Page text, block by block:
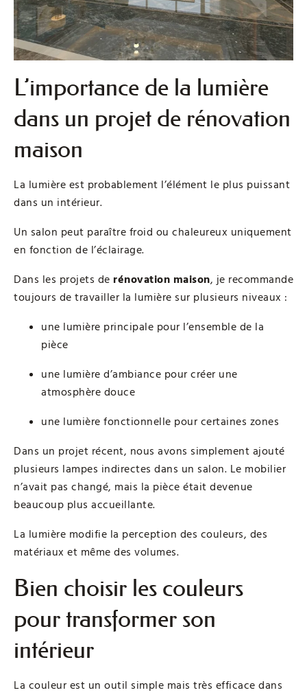
L’importance de la lumière
dans un projet de rénovation
maison
La lumière est probablement l’élément le plus puissant
dans un intérieur.
Un salon peut paraître froid ou chaleureux uniquement
en fonction de l’éclairage.
Dans les projets de rénovation maison, je recommande
toujours de travailler la lumière sur plusieurs niveaux :
une lumière principale pour l’ensemble de la
pièce
une lumière d’ambiance pour créer une
atmosphère douce
une lumière fonctionnelle pour certaines zones
Dans un projet récent, nous avons simplement ajouté
plusieurs lampes indirectes dans un salon. Le mobilier
n’avait pas changé, mais la pièce était devenue
beaucoup plus accueillante.
La lumière modifie la perception des couleurs, des
matériaux et même des volumes.
Bien choisir les couleurs
pour transformer son
intérieur
La couleur est un outil simple mais très efficace dans